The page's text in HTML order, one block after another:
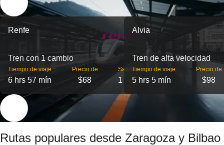
Renfe
Tren con 1 cambio
Tiempo de viaje
6 hrs 57 mín
Precio de
$68
Salidas
1
Alvia
Tren de alta velocidad
Tiempo de viaje
5 hrs 5 mín
Precio de
$98
Rutas populares desde Zaragoza y Bilbao